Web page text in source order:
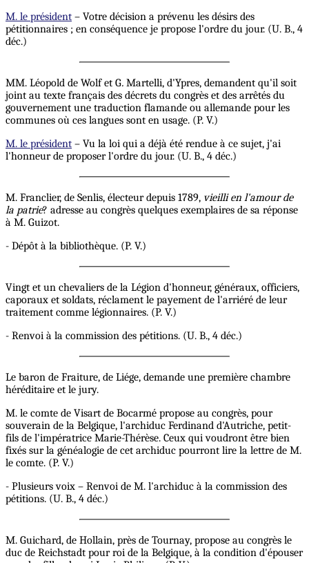
M. le président – Votre décision a prévenu les désirs des
pétitionnaires ; en conséquence je propose l'ordre du jour. (U. B., 4
déc.)
MM. Léopold de Wolf et G. Martelli, d'Ypres, demandent qu'il soit
joint au texte français des décrets du congrès et des arrêtés du
gouvernement une traduction flamande ou allemande pour les
communes où ces langues sont en usage. (P. V.)
M. le président – Vu la loi qui a déjà été rendue à ce sujet, j'ai
l'honneur de proposer l'ordre du jour. (U. B., 4 déc.)
M. Franclier, de Senlis, électeur depuis 1789, vieilli en l'amour de
la patrie? adresse au congrès quelques exemplaires de sa réponse
à M. Guizot.
- Dépôt à la bibliothèque. (P. V.)
Vingt et un chevaliers de la Légion d'honneur, généraux, officiers,
caporaux et soldats, réclament le payement de l'arriéré de leur
traitement comme légionnaires. (P. V.)
- Renvoi à la commission des pétitions. (U. B., 4 déc.)
Le baron de Fraiture, de Liége, demande une première chambre
héréditaire et le jury.
M. le comte de Visart de Bocarmé propose au congrès, pour
souverain de la Belgique, l'archiduc Ferdinand d'Autriche, petit-
fils de l'impératrice Marie-Thérèse. Ceux qui voudront être bien
fixés sur la généalogie de cet archiduc pourront lire la lettre de M.
le comte. (P. V.)
- Plusieurs voix – Renvoi de M. l'archiduc à la commission des
pétitions. (U. B., 4 déc.)
M. Guichard, de Hollain, près de Tournay, propose au congrès le
duc de Reichstadt pour roi de la Belgique, à la condition d'épouser